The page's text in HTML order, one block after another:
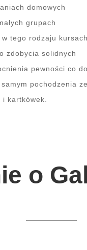
domowych
grupach
w tego rodzaju
zdobycia solidnych
pewności co
pochodzenia
kartkówek.
o